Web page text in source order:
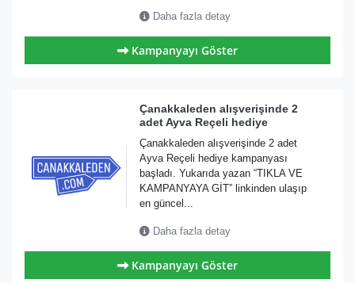
Daha fazla detay
Kampanyayı Göster
Çanakkaleden alışverişinde 2
adet Ayva Reçeli hediye
Çanakkaleden alışverişinde 2 adet
Ayva Reçeli hediye kampanyası
başladı. Yukarıda yazan “TIKLA VE
KAMPANYAYA GİT” linkinden ulaşıp
en güncel...
Daha fazla detay
Kampanyayı Göster